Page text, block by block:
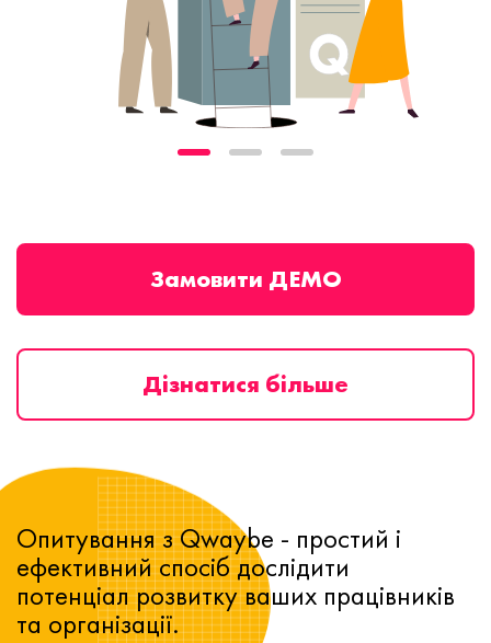
Замовити ДЕМО
Дізнатися більше
Опитування з Qwaybe - простий і
ефективний спосіб дослідити
потенціал розвитку ваших працівників
та організації.